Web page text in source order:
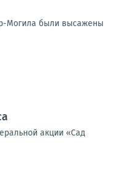
Могила были высажены
акции «Сад